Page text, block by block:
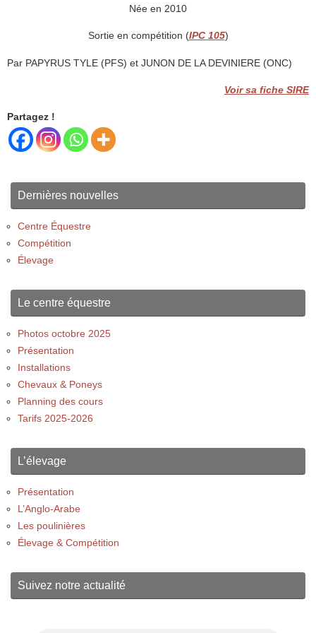
Née en 2010
Sortie en compétition (IPC 105)
Par PAPYRUS TYLE (PFS) et JUNON DE LA DEVINIERE (ONC)
Voir sa fiche SIRE
Partagez !
Dernières nouvelles
Centre Équestre
Compétition
Élevage
Le centre équestre
Photos octobre 2025
Présentation
Installations
Chevaux & Poneys
Planning des cours
Tarifs 2025-2026
L’élevage
Présentation
L’Anglo-Arabe
Les poulinières
Élevage & Compétition
Suivez notre actualité